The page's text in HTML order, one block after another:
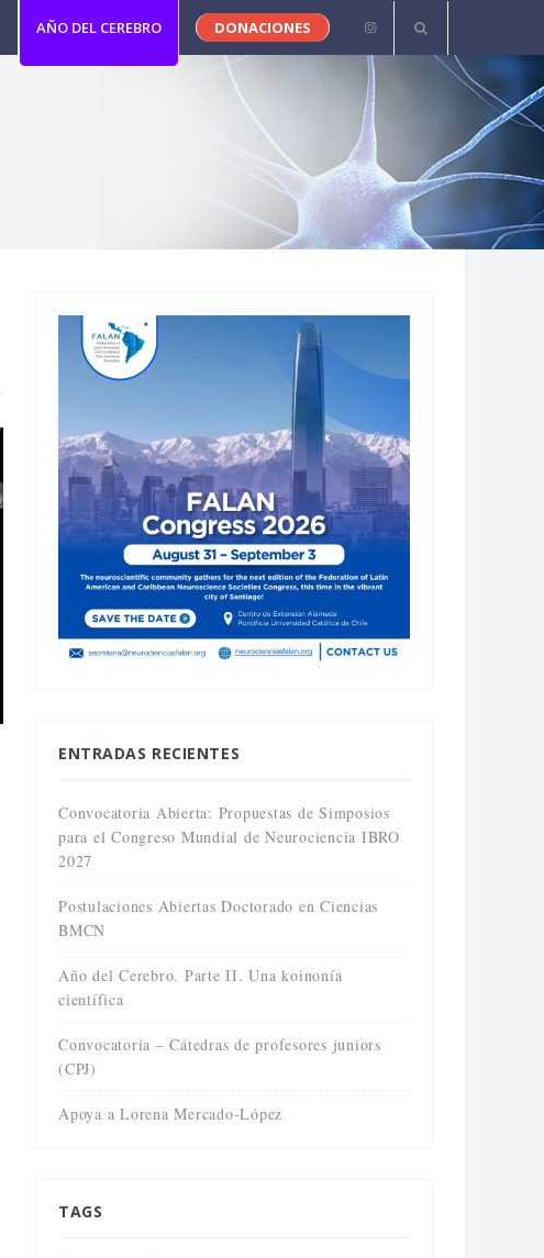
AÑO DEL CEREBRO DONACIONES
ENTRADAS RECIENTES
Convocatoria Abierta: Propuestas de Simposios
para el Congreso Mundial de Neurociencia IBRO
2027
Postulaciones Abiertas Doctorado en Ciencias
BMCN
Año del Cerebro. Parte II. Una koinonía
científica
Convocatoria – Cátedras de profesores juniors
(CPJ)
Apoya a Lorena Mercado-López
TAGS